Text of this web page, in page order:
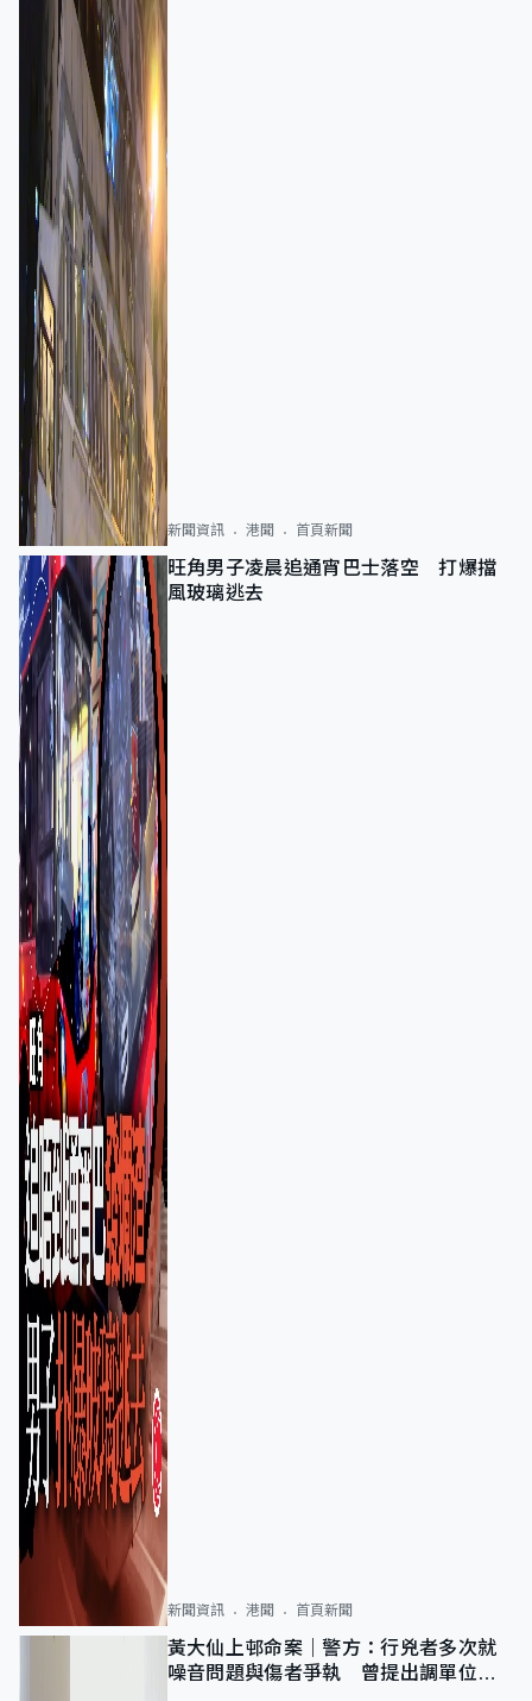
新聞資訊 港聞 首頁新聞
旺角男子凌晨追通宵巴士落空 打爆擋
風玻璃逃去
新聞資訊 港聞 首頁新聞
黃大仙上邨命案｜警方：行兇者多次就
噪音問題與傷者爭執 曾提出調單位已